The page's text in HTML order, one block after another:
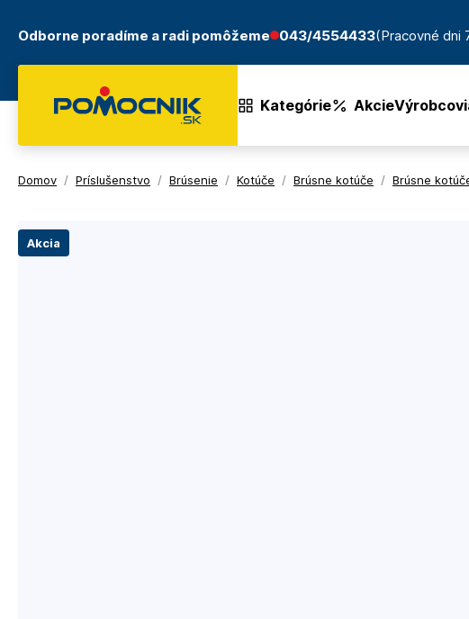
Odborne poradíme a radi pomôžeme 043/4554433(Pracovné dni
Kategórie Akcie
Domov / Príslušenstvo / Brúsenie / Kotúče / Brúsne kotúče / Brúsne
Akcia